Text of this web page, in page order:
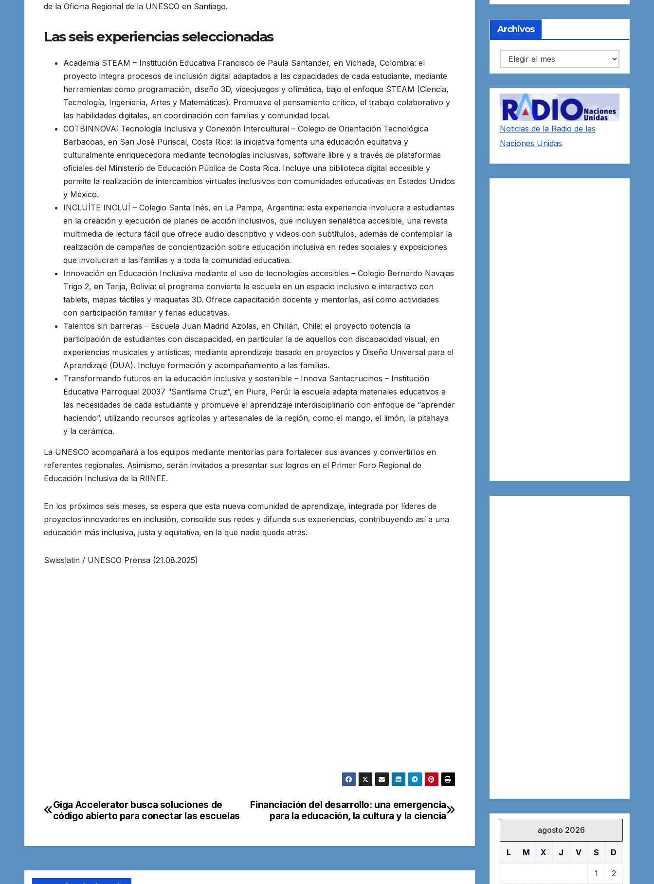
de la Oficina Regional de la UNESCO en Santiago.
Las seis experiencias seleccionadas
Academia STEAM – Institución Educativa Francisco de Paula Santander, en Vichada, Colombia: el
proyecto integra procesos de inclusión digital adaptados a las capacidades de cada estudiante, mediante
herramientas como programación, diseño 3D, videojuegos y ofimática, bajo el enfoque STEAM (Ciencia,
Tecnología, Ingeniería, Artes y Matemáticas). Promueve el pensamiento crítico, el trabajo colaborativo y
las habilidades digitales, en coordinación con familias y comunidad local.
COTBINNOVA: Tecnología Inclusiva y Conexión Intercultural – Colegio de Orientación Tecnológica
Barbacoas, en San José Puriscal, Costa Rica: la iniciativa fomenta una educación equitativa y
culturalmente enriquecedora mediante tecnologías inclusivas, software libre y a través de plataformas
oficiales del Ministerio de Educación Pública de Costa Rica. Incluye una biblioteca digital accesible y
permite la realización de intercambios virtuales inclusivos con comunidades educativas en Estados Unidos
y México.
INCLUÍTE INCLUÍ – Colegio Santa Inés, en La Pampa, Argentina: esta experiencia involucra a estudiantes
en la creación y ejecución de planes de acción inclusivos, que incluyen señalética accesible, una revista
multimedia de lectura fácil que ofrece audio descriptivo y videos con subtítulos, además de contemplar la
realización de campañas de concientización sobre educación inclusiva en redes sociales y exposiciones
que involucran a las familias y a toda la comunidad educativa.
Innovación en Educación Inclusiva mediante el uso de tecnologías accesibles – Colegio Bernardo Navajas
Trigo 2, en Tarija, Bolivia: el programa convierte la escuela en un espacio inclusivo e interactivo con
tablets, mapas táctiles y maquetas 3D. Ofrece capacitación docente y mentorías, así como actividades
con participación familiar y ferias educativas.
Talentos sin barreras – Escuela Juan Madrid Azolas, en Chillán, Chile: el proyecto potencia la
participación de estudiantes con discapacidad, en particular la de aquellos con discapacidad visual, en
experiencias musicales y artísticas, mediante aprendizaje basado en proyectos y Diseño Universal para el
Aprendizaje (DUA). Incluye formación y acompañamiento a las familias.
Transformando futuros en la educación inclusiva y sostenible – Innova Santacrucinos – Institución
Educativa Parroquial 20037 “Santísima Cruz”, en Piura, Perú: la escuela adapta materiales educativos a
las necesidades de cada estudiante y promueve el aprendizaje interdisciplinario con enfoque de “aprender
haciendo”, utilizando recursos agrícolas y artesanales de la región, como el mango, el limón, la pitahaya
y la cerámica.
La UNESCO acompañará a los equipos mediante mentorías para fortalecer sus avances y convertirlos en
referentes regionales. Asimismo, serán invitados a presentar sus logros en el Primer Foro Regional de
Educación Inclusiva de la RIINEE.
En los próximos seis meses, se espera que esta nueva comunidad de aprendizaje, integrada por líderes de
proyectos innovadores en inclusión, consolide sus redes y difunda sus experiencias, contribuyendo así a una
educación más inclusiva, justa y equitativa, en la que nadie quede atrás.
Swisslatin / UNESCO Prensa (21.08.2025)
Navegación
entradas
Financiación del desarrollo: una emergencia
para la educación, la cultura y la ciencia
Giga Accelerator busca soluciones de
código abierto para conectar las escuelas
Archivos
Archivos
Noticias de la Radio de las
Naciones Unidas
agosto 2026
L M X J V S D
1 2